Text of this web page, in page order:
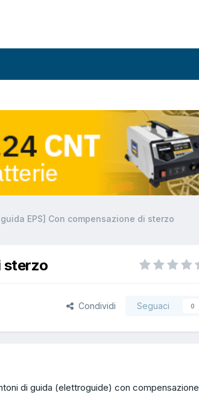
EPS] Con compensazione di sterzo
sterzo
Condividi Seguaci 0
di guida (elettroguide) con compensazione